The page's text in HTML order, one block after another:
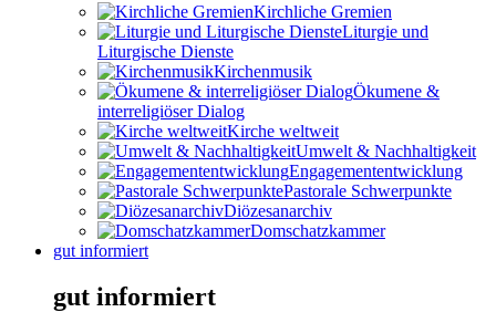
Kirchliche Gremien
Liturgie und
Liturgische Dienste
Kirchenmusik
Ökumene &
interreligiöser Dialog
Kirche weltweit
Umwelt & Nachhaltigkeit
Engagemententwicklung
Pastorale Schwerpunkte
Diözesanarchiv
Domschatzkammer
gut informiert
gut informiert